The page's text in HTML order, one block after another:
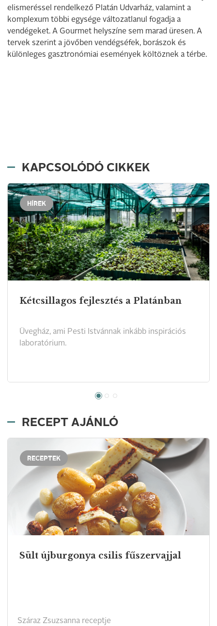
elismeréssel rendelkező Platán Udvarház, valamint a
komplexum többi egysége változatlanul fogadja a
vendégeket. A Gourmet helyszíne sem marad üresen. A
tervek szerint a jövőben vendégséfek, borászok és
különleges gasztronómiai események költöznek a térbe.
KAPCSOLÓDÓ CIKKEK
HÍREK
Kétcsillagos fejlesztés a Platánban
Üvegház, ami Pesti Istvánnak inkább inspirációs
laboratórium.
RECEPT AJÁNLÓ
RECEPTEK
Sült újburgonya csilis fűszervajjal
Száraz Zsuzsanna receptje